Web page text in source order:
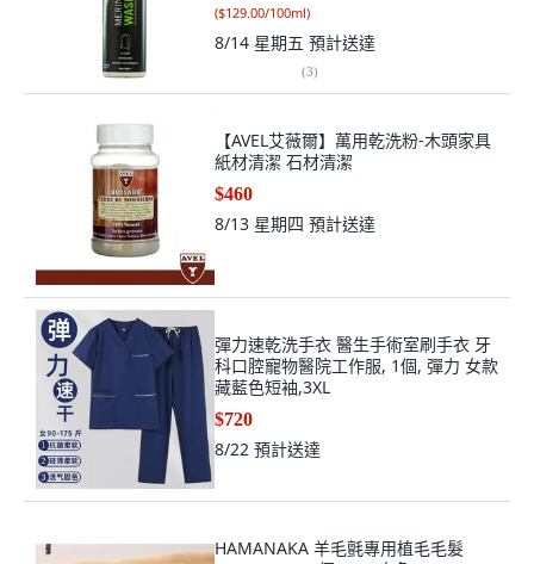
($129.00/100ml)
8/14 星期五 預計送達
(3)
【AVEL艾薇爾】萬用乾洗粉-木頭家具
紙材清潔 石材清潔
$460
8/13 星期四 預計送達
彈力速乾洗手衣 醫生手術室刷手衣 牙
科口腔寵物醫院工作服, 1個, 彈力 女款
藏藍色短袖,3XL
$720
8/22 預計送達
HAMANAKA 羊毛氈專用植毛毛髮